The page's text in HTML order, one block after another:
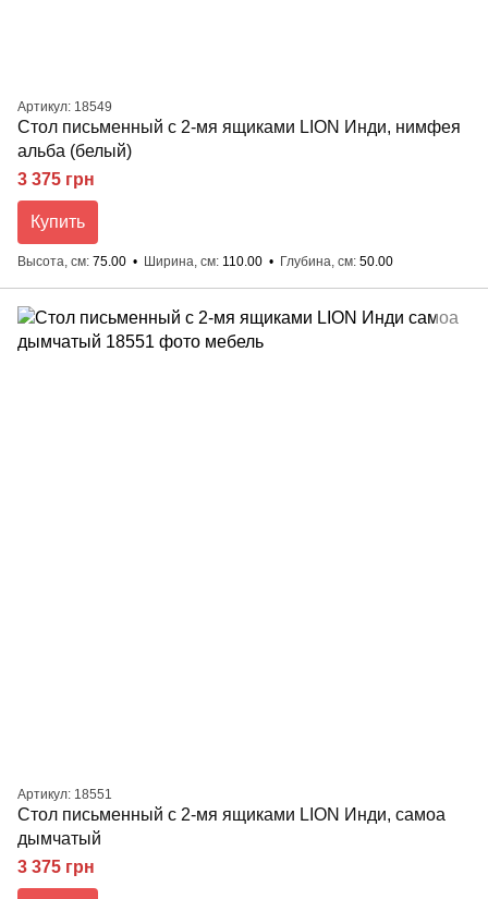
Артикул: 18549
Стол письменный с 2-мя ящиками LION Инди, нимфея
альба (белый)
3 375 грн
Купить
Высота, см 75.00 Ширина, см 110.00 Глубина, см 50.00
Артикул: 18551
Стол письменный с 2-мя ящиками LION Инди, самоа
дымчатый
3 375 грн